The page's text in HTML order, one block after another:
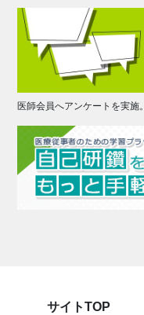
医師会員へアンケートを実施
サイトTOP